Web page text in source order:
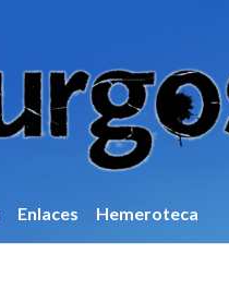
Enlaces Hemeroteca